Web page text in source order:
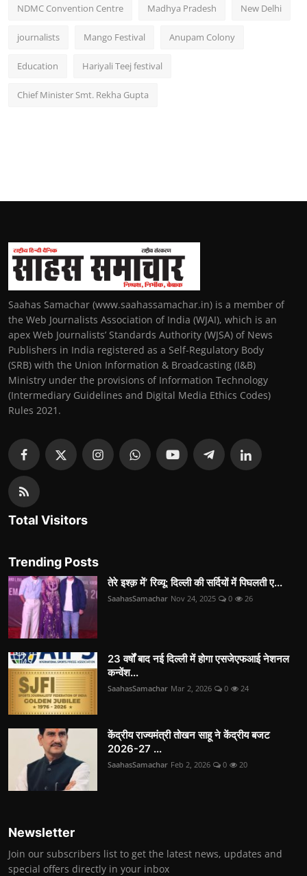
NDMC Convention Centre Madhya Pradesh New Delhi
journalists Mango Festival Anupam Colony
Education Hariyali Teej festival
Chief Minister Smt. Rekha Gupta
Saahas Samachar (www.saahassamachar.in) is a member of
the Web Journalists Association of India (WJAI), which is an
apex Web Journalists’ Standards Authority (WJSA) of News
Publishers in India registered as a Self-Regulatory Body
(SRB) with the Union Information & Broadcasting (I&B)
Ministry under the provisions of Information Technology
(Intermediary Guidelines and Digital Media Ethics Codes)
Rules 2021.
Total Visitors
Trending Posts
तेरे इश्क़ में’ रिव्यू: दिल्ली की सर्दियों में पिघलती ए...
SaahasSamachar Nov 24, 2025 0 26
23 वर्षों बाद नई दिल्ली में होगा एसजेएफआई नेशनल
कन्वेंश...
SaahasSamachar Mar 2, 2026 0 24
केंद्रीय राज्यमंत्री तोखन साहू ने केंद्रीय बजट
2026-27 ...
SaahasSamachar Feb 2, 2026 0 20
Newsletter
Join our subscribers list to get the latest news, updates and
special offers directly in your inbox